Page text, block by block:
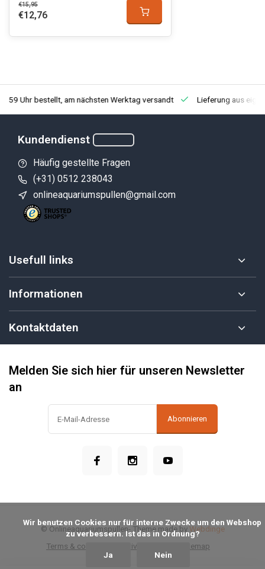
€15,95
€12,76
Uhr bestellt, am nächsten Werktag versandt Lieferung aus
Kundendienst
Häufig gestellte Fragen
(+31) 0512 238043
onlineaquariumspullen@gmail.com
Usefull links
Informationen
Kontaktdaten
Melden Sie sich hier für unseren Newsletter
an
Abonnieren
Terms & conditions Privacy Policy Sitemap
© Onlineaquariumspullen- Theme made by Webdinge
zu verbessern. Ist das in Ordnung?
Ja Nein